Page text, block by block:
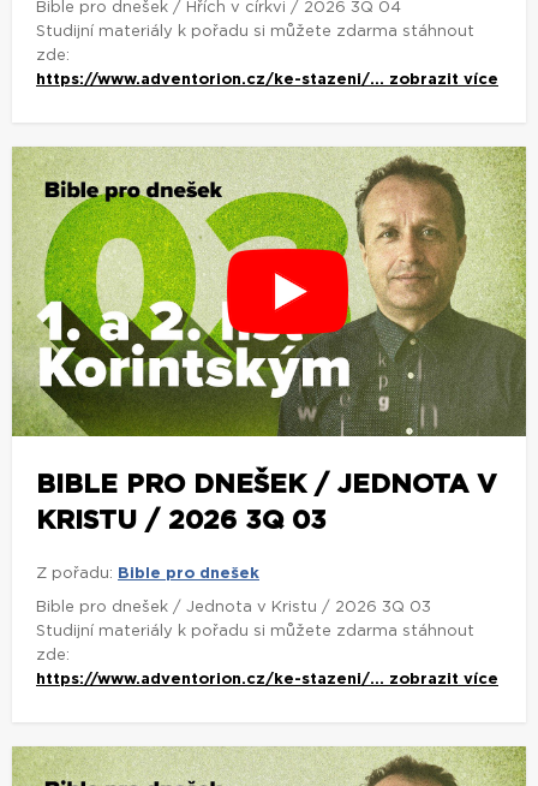
Bible pro dnešek / Hřích v církvi / 2026 3Q 04
Studijní materiály k pořadu si můžete zdarma stáhnout
zde:
https://www.adventorion.cz/ke-stazeni/... zobrazit více
BIBLE PRO DNEŠEK / JEDNOTA V
KRISTU / 2026 3Q 03
Z pořadu: Bible pro dnešek
Bible pro dnešek / Jednota v Kristu / 2026 3Q 03
Studijní materiály k pořadu si můžete zdarma stáhnout
zde:
https://www.adventorion.cz/ke-stazeni/... zobrazit více